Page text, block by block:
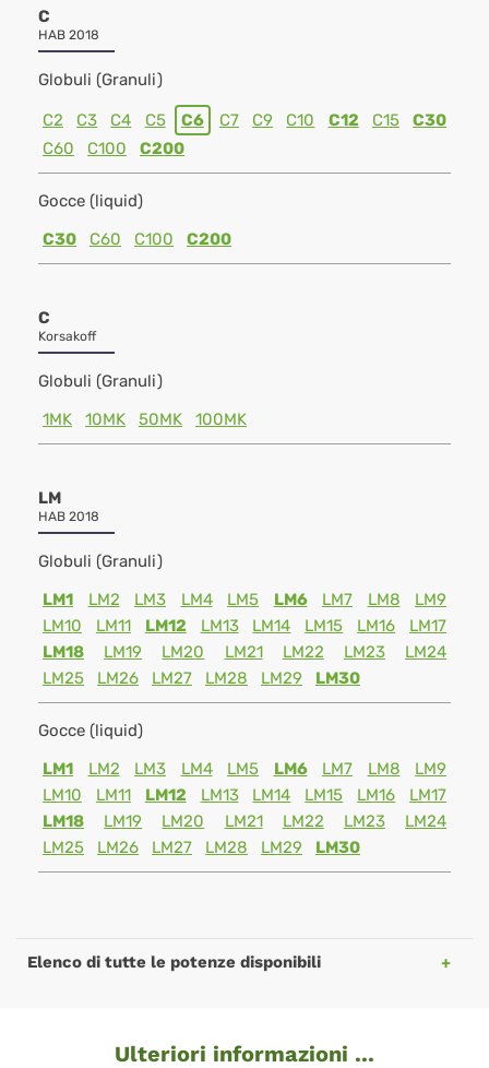
C
HAB 2018
Globuli (Granuli)
C2 C3 C4 C5 C6 C7 C9 C10 C12 C15
C30
C60
C100 C200
Gocce (liquid)
C30
C60 C100 C200
C
Korsakoff
Globuli (Granuli)
1MK
10MK 50MK 100MK
LM
HAB 2018
Globuli (Granuli)
LM1
LM2 LM3 LM4 LM5 LM6 LM7 LM8
LM9
LM10
LM11 LM12 LM13 LM14 LM15 LM16
LM17
LM18
LM19 LM20 LM21 LM22 LM23
LM24
LM25
LM26 LM27 LM28 LM29 LM30
Gocce (liquid)
LM1
LM2 LM3 LM4 LM5 LM6 LM7 LM8
LM9
LM10
LM11 LM12 LM13 LM14 LM15 LM16
LM17
LM18
LM19 LM20 LM21 LM22 LM23
LM24
LM25
LM26 LM27 LM28 LM29 LM30
Elenco di tutte le potenze disponibili
Ulteriori informazioni ...